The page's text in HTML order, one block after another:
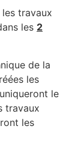
travaux
les 2
de la
les
le
travaux
les